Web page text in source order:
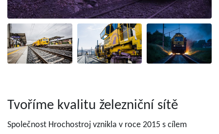
Tvoříme kvalitu železniční sítě
Společnost Hrochostroj vznikla v roce 2015 s cílem